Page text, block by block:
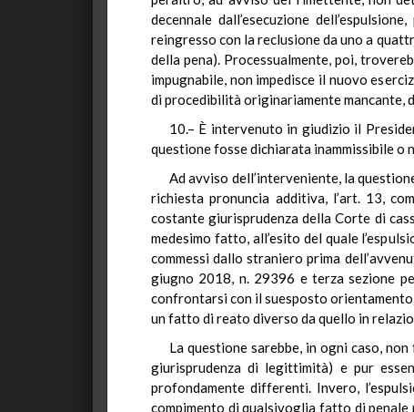
decennale dall’esecuzione
reingresso con la reclusione da uno a
della pena). Processualmente, poi,
impugnabile, non impedisce il nuovo
di procedibilità originariamente
10.– È intervenuto in giudizio il
questione fosse dichiarata inammissibile o
Ad avviso dell’interveniente, la
richiesta pronuncia additiva, l’art. 13,
costante giurisprudenza della Corte di
medesimo fatto, all’esito del quale
commessi dallo straniero prima
giugno 2018, n. 29396 e terza sezione
confrontarsi con il suesposto
un fatto di reato diverso da quello in
La questione sarebbe, in ogni caso,
giurisprudenza di legittimità) e pur
profondamente differenti. Invero,
compimento di qualsivoglia fatto di penale